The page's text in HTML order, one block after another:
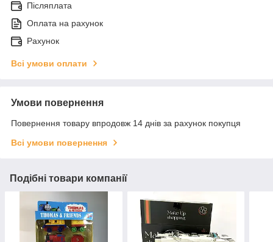
Післяплата
Оплата на рахунок
Рахунок
Всі умови оплати
Умови повернення
Повернення товару впродовж 14 днів за рахунок покупця
Всі умови повернення
Подібні товари компанії